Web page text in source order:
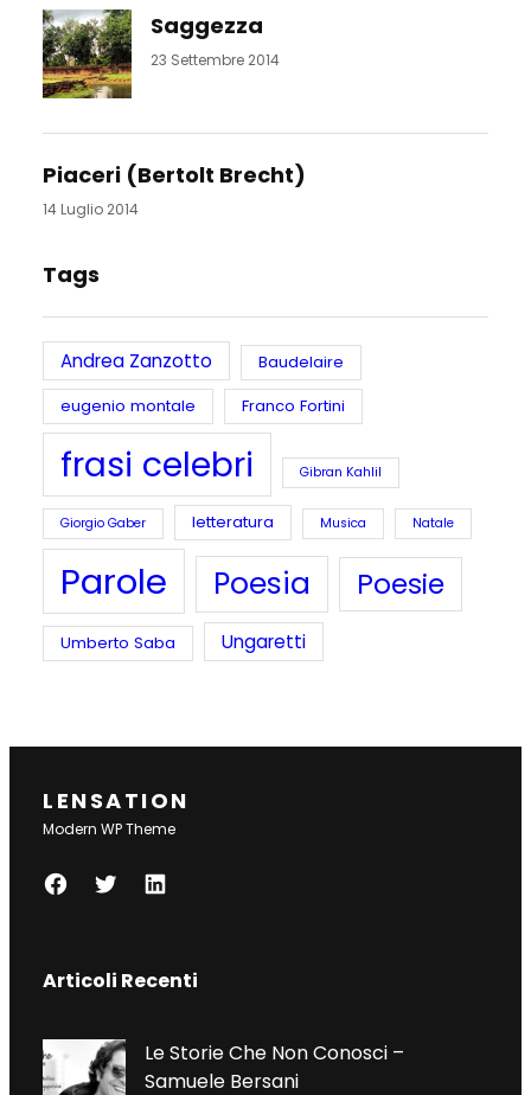
Saggezza
23 Settembre 2014
Piaceri (Bertolt Brecht)
14 Luglio 2014
Tags
Andrea Zanzotto
Baudelaire
eugenio montale
Franco Fortini
frasi celebri Gibran Kahlil
Giorgio Gaber letteratura Musica Natale
Parole Poesia Poesie
Umberto Saba Ungaretti
LENSATION
Modern WP Theme
F
E
O
O
T
T
E
R
L
K
Articoli Recenti
Le Storie Che Non Conosci –
Samuele Bersani